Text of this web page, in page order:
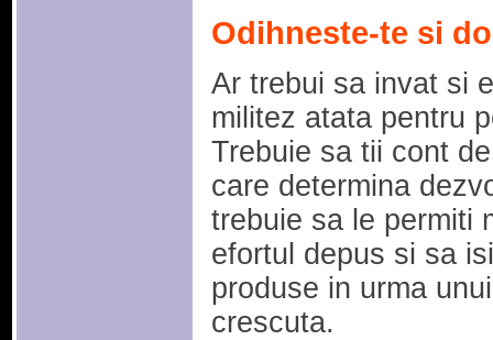
Odihneste-te si
Ar trebui sa invat si
militez atata pentru
Trebuie sa tii cont
care determina
trebuie sa le permiti
efortul depus si sa
produse in urma
crescuta.